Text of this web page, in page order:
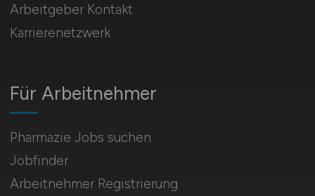
Für Arbeitnehmer
Pharmazie Jobs suchen
Jobfinder
Arbeitnehmer Registrierung
Arbeitgeber Kontakt
Karrierenetzwerk